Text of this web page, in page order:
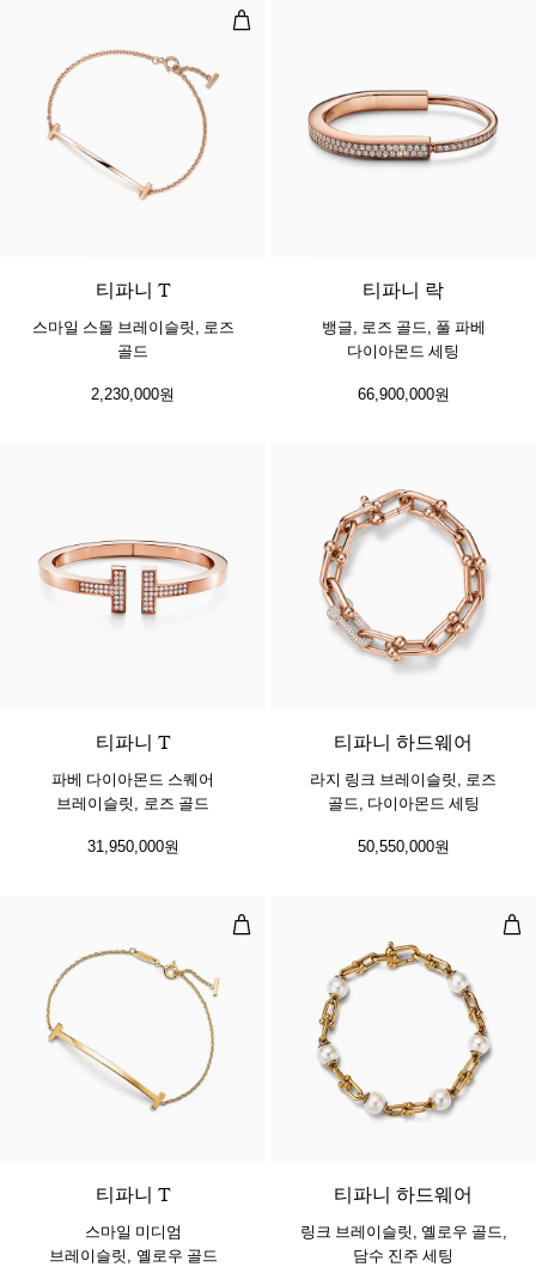
스마일 스몰 브레이슬릿, 로즈 골드
티파니 T
스마일 스몰 브레이슬릿, 로즈
골드
2,230,000원
티파니 락
뱅글, 로즈 골드, 풀 파베
다이아몬드 세팅
66,900,000원
3 소재
티파니 T
파베 다이아몬드 스퀘어
브레이슬릿, 로즈 골드
31,950,000원
티파니 하드웨어
라지 링크 브레이슬릿, 로즈
골드, 다이아몬드 세팅
50,550,000원
스마일 미디엄 브레이슬릿, 옐로우
2 소재
티파니 T
스마일 미디엄
브레이슬릿, 옐로우 골드
링
티파니 하드웨어
링크 브레이슬릿, 옐로우 골드,
담수 진주 세팅